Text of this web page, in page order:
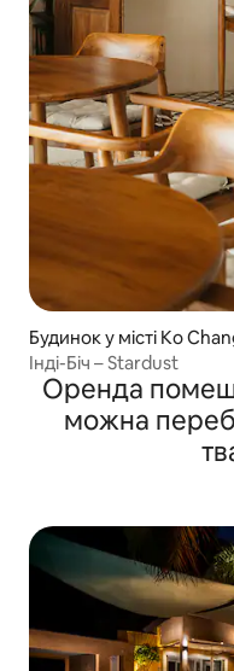
Будинок у місті Ko
Інді-Біч – Stardust
Оренда
можна